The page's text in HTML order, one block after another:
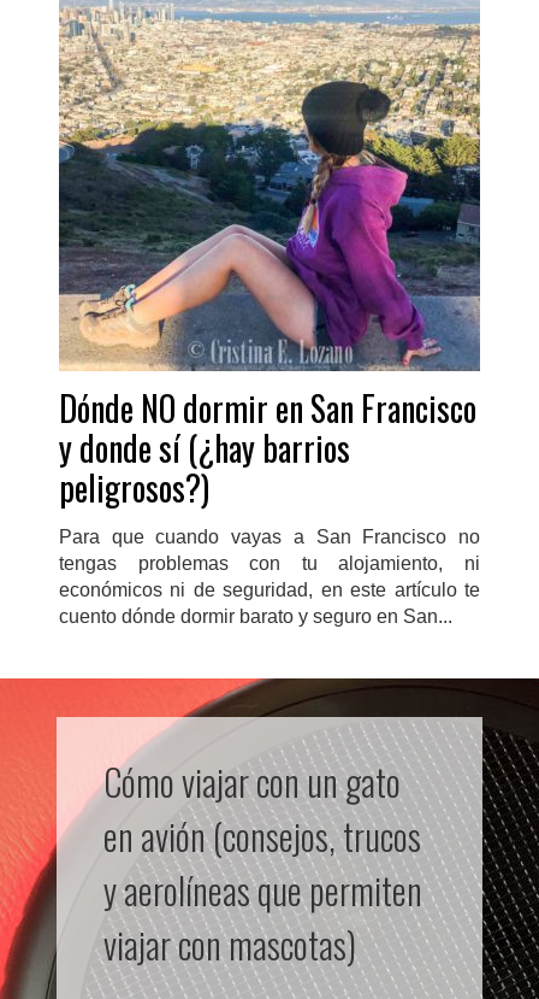
Dónde NO dormir en San Francisco
y donde sí (¿hay barrios
peligrosos?)
Para que cuando vayas a San Francisco no
tengas problemas con tu alojamiento, ni
económicos ni de seguridad, en este artículo te
cuento dónde dormir barato y seguro en San...
Cómo viajar con un gato
en avión (consejos, trucos
y aerolíneas que permiten
viajar con mascotas)